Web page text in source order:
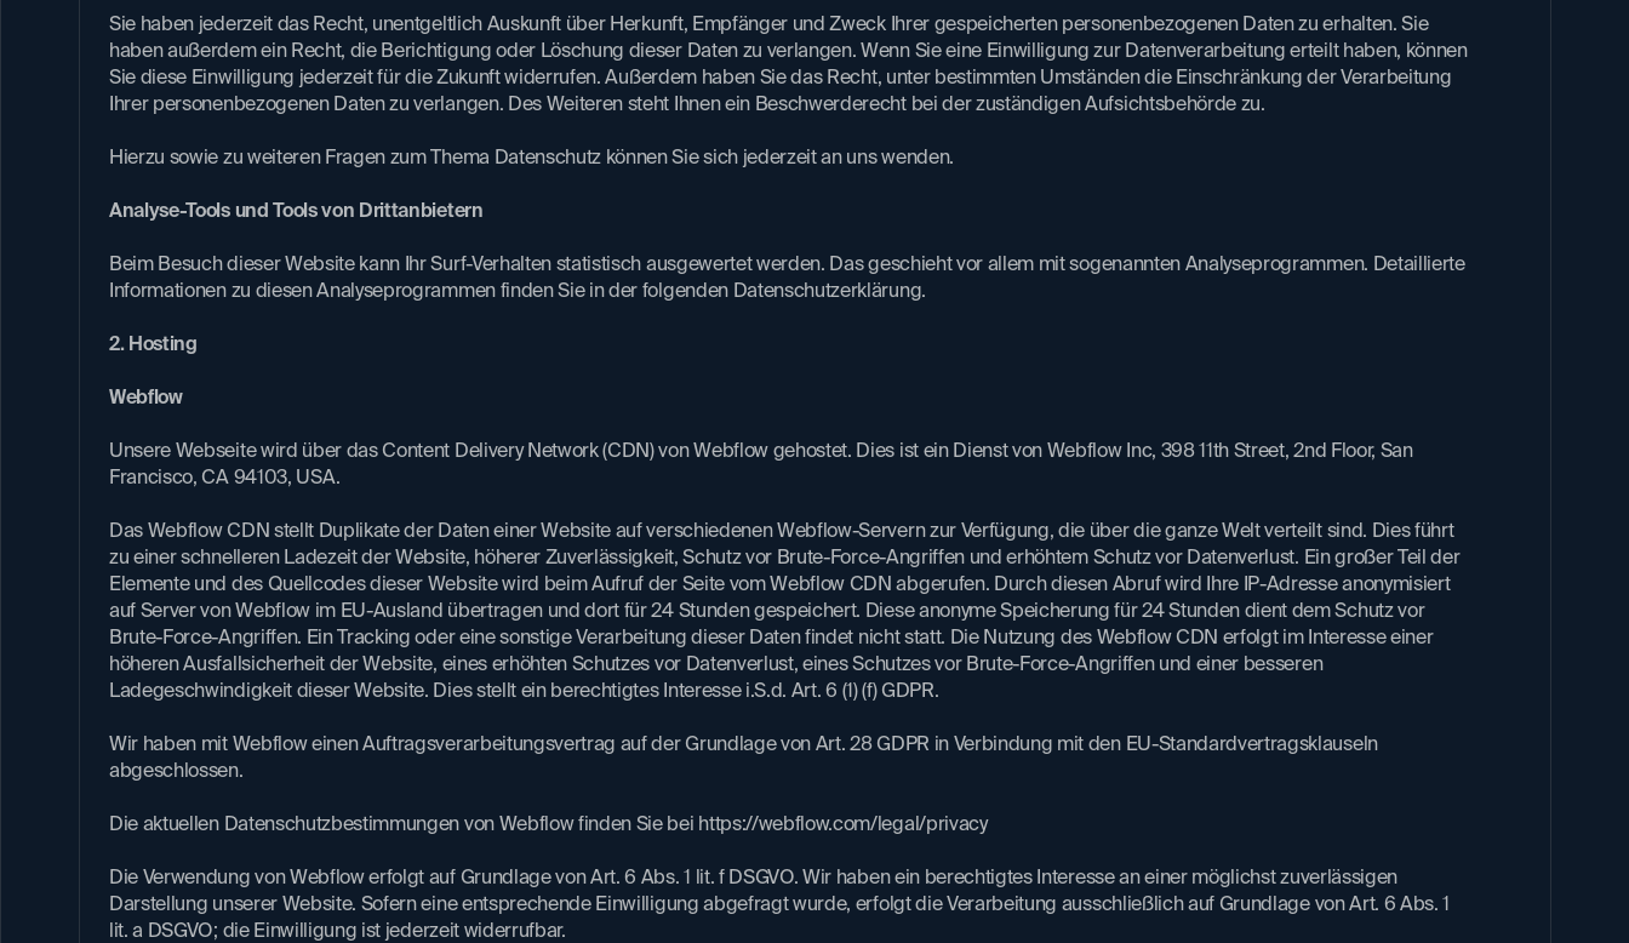
Sie haben jederzeit das Recht, unentgeltlich Auskunft über Herkunft, Empfänger und Zweck Ihrer gespeicherten personenbezogenen Daten zu erhalten. Sie
haben außerdem ein Recht, die Berichtigung oder Löschung dieser Daten zu verlangen. Wenn Sie eine Einwilligung zur Datenverarbeitung erteilt haben, können
Sie diese Einwilligung jederzeit für die Zukunft widerrufen. Außerdem haben Sie das Recht, unter bestimmten Umständen die Einschränkung der Verarbeitung
Ihrer personenbezogenen Daten zu verlangen. Des Weiteren steht Ihnen ein Beschwerderecht bei der zuständigen Aufsichtsbehörde zu.​
Hierzu sowie zu weiteren Fragen zum Thema Datenschutz können Sie sich jederzeit an uns wenden.​
Analyse-Tools und Tools von Drittanbietern
Beim Besuch dieser Website kann Ihr Surf-Verhalten statistisch ausgewertet werden. Das geschieht vor allem mit sogenannten Analyseprogrammen. Detaillierte
Informationen zu diesen Analyseprogrammen finden Sie in der folgenden Datenschutzerklärung.
2. Hosting
Webflow
Unsere Webseite wird über das Content Delivery Network (CDN) von Webflow gehostet. Dies ist ein Dienst von Webflow Inc, 398 11th Street, 2nd Floor, San
Francisco, CA 94103, USA.
Das Webflow CDN stellt Duplikate der Daten einer Website auf verschiedenen Webflow-Servern zur Verfügung, die über die ganze Welt verteilt sind. Dies führt
zu einer schnelleren Ladezeit der Website, höherer Zuverlässigkeit, Schutz vor Brute-Force-Angriffen und erhöhtem Schutz vor Datenverlust. Ein großer Teil der
Elemente und des Quellcodes dieser Website wird beim Aufruf der Seite vom Webflow CDN abgerufen. Durch diesen Abruf wird Ihre IP-Adresse anonymisiert
auf Server von Webflow im EU-Ausland übertragen und dort für 24 Stunden gespeichert. Diese anonyme Speicherung für 24 Stunden dient dem Schutz vor
Brute-Force-Angriffen. Ein Tracking oder eine sonstige Verarbeitung dieser Daten findet nicht statt. Die Nutzung des Webflow CDN erfolgt im Interesse einer
höheren Ausfallsicherheit der Website, eines erhöhten Schutzes vor Datenverlust, eines Schutzes vor Brute-Force-Angriffen und einer besseren
Ladegeschwindigkeit dieser Website. Dies stellt ein berechtigtes Interesse i.S.d. Art. 6 (1) (f) GDPR.
Wir haben mit Webflow einen Auftragsverarbeitungsvertrag auf der Grundlage von Art. 28 GDPR in Verbindung mit den EU-Standardvertragsklauseln
abgeschlossen.
Die aktuellen Datenschutzbestimmungen von Webflow finden Sie bei https://webflow.com/legal/privacy
Die Verwendung von Webflow erfolgt auf Grundlage von Art. 6 Abs. 1 lit. f DSGVO. Wir haben ein berechtigtes Interesse an einer möglichst zuverlässigen
Darstellung unserer Website. Sofern eine entsprechende Einwilligung abgefragt wurde, erfolgt die Verarbeitung ausschließlich auf Grundlage von Art. 6 Abs. 1
lit. a DSGVO; die Einwilligung ist jederzeit widerrufbar.